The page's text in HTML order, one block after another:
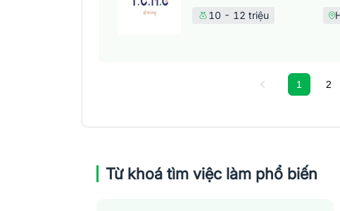
10 - 12 triệu
1 2
Từ khoá tìm việc làm phổ biến